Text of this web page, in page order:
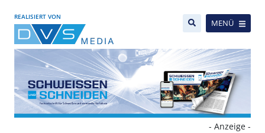
REALISIERT VON
MENÜ
- Anzeige -